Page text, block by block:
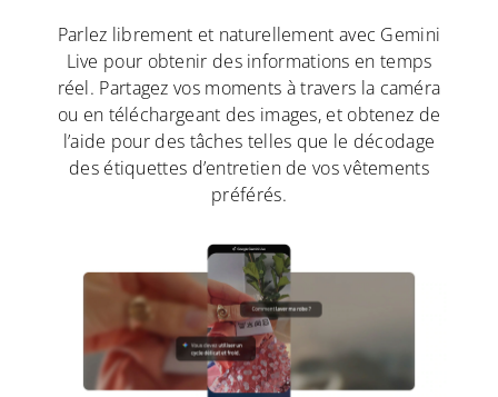
Parlez librement et naturellement avec Gemini
Live pour obtenir des informations en temps
réel. Partagez vos moments à travers la caméra
ou en téléchargeant des images, et obtenez de
l’aide pour des tâches telles que le décodage
des étiquettes d’entretien de vos vêtements
préférés.